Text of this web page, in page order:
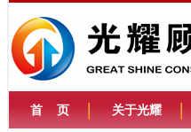
首 页 关于光耀